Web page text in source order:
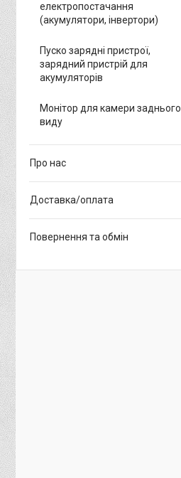
електропостачання
(акумулятори, інвертори)
Пуско зарядні пристрої,
зарядний пристрій для
акумуляторів
Монітор для камери заднього
виду
Про нас
Доставка/оплата
Повернення та обмін